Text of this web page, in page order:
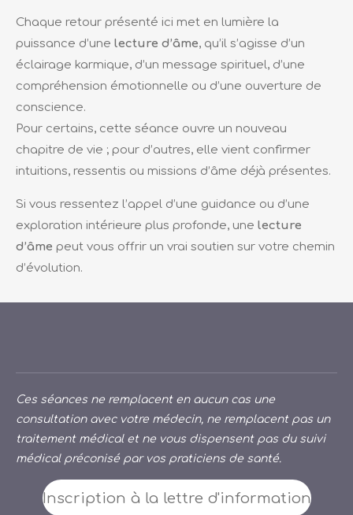
Chaque retour présenté ici met en lumière la
puissance d’une lecture d’âme, qu’il s’agisse d’un
éclairage karmique, d’un message spirituel, d’une
compréhension émotionnelle ou d’une ouverture de
conscience.
Pour certains, cette séance ouvre un nouveau
chapitre de vie ; pour d’autres, elle vient confirmer
intuitions, ressentis ou missions d’âme déjà présentes.
Si vous ressentez l’appel d’une guidance ou d’une
exploration intérieure plus profonde, une lecture
d’âme peut vous offrir un vrai soutien sur votre chemin
d’évolution.
Ces séances ne remplacent en aucun cas une
consultation avec votre médecin, ne remplacent pas un
traitement médical et ne vous dispensent pas du suivi
médical préconisé par vos praticiens de santé.
Inscription à la lettre d'information